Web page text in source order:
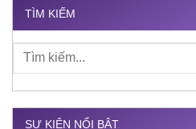
TÌM KIẾM
SỰ KIỆN NỔI BẬT